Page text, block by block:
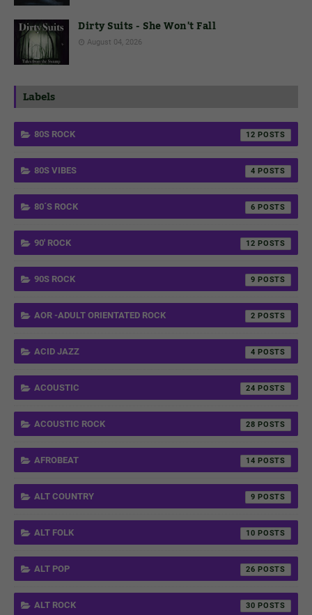
Dirty Suits - She Won't Fall
August 04, 2026
Labels
80S ROCK 12
80S VIBES 4
80´S ROCK 6
90' ROCK 12
90S ROCK 9
AOR -ADULT ORIENTATED ROCK 2
ACID JAZZ 4
ACOUSTIC 24
ACOUSTIC ROCK 28
AFROBEAT 14
ALT COUNTRY 9
ALT FOLK 10
ALT POP 26
ALT ROCK 30